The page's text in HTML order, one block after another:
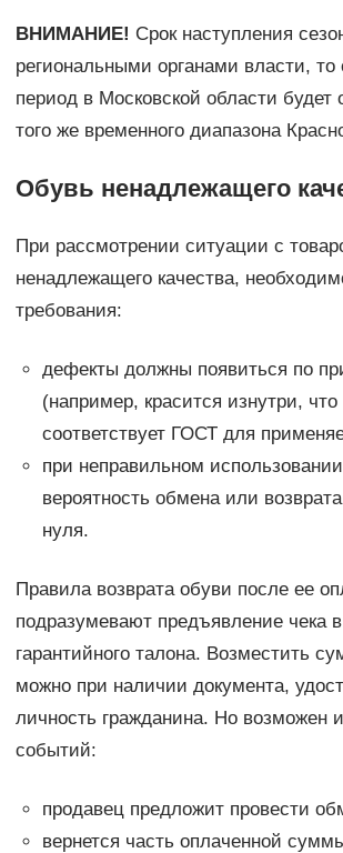
ВНИМАНИЕ! Срок наступления
региональными органами власти, то
период в Московской области будет
того же временного диапазона
Обувь ненадлежащего
При рассмотрении ситуации с
ненадлежащего качества,
требования:
дефекты должны появиться по
(например, красится изнутри, что
соответствует ГОСТ для
при неправильном
вероятность обмена или
нуля.
Правила возврата обуви после ее
подразумевают предъявление чека
гарантийного талона. Возместить
можно при наличии документа,
личность гражданина. Но возможен
событий:
продавец предложит провести
вернется часть оплаченной